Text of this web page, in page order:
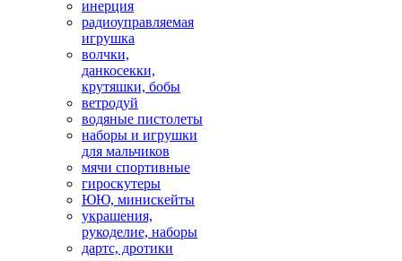
инерция
радиоуправляемая
игрушка
волчки,
данкосекки,
крутяшки, бобы
ветродуй
водяные пистолеты
наборы и игрушки
для мальчиков
мячи спортивные
гироскутеры
ЮЮ, минискейты
украшения,
рукоделие, наборы
дартс, дротики